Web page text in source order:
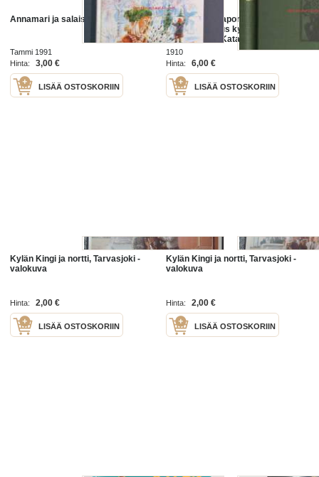
Annamari ja salaiset asiat
Tammi 1991
Hinta:
3,00 €
LISÄÄ OSTOSKORIIN
Ollin-Mikko, Aapon-Ulla ja Ullan-
Eino : kertomus kylän takalistolta /
kirjoitti Väinö Kataja.
1910
Hinta:
6,00 €
LISÄÄ OSTOSKORIIN
Kylän Kingi ja nortti, Tarvasjoki -
valokuva
Hinta: 2,00 €
LISÄÄ OSTOSKORIIN
Kylän Kingi ja nortti, Tarvasjoki -
valokuva
Hinta: 2,00 €
LISÄÄ OSTOSKORIIN